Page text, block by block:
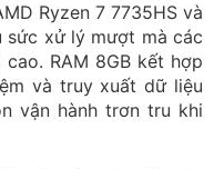
Ryzen 7 7735HS và
sức xử lý mượt mà các
RAM 8GB kết hợp
và truy xuất dữ liệu
vận hành trơn tru khi